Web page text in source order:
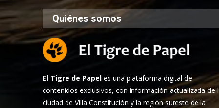
Quiénes somos
El Tigre de Papel es una plataforma digital de
contenidos exclusivos, con información actualizada de
ciudad de Villa Constitución y la región sureste de la